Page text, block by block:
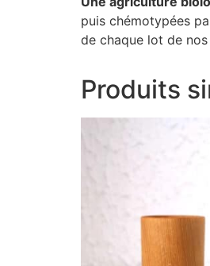
puis chémotypées
de chaque lot de
Produits